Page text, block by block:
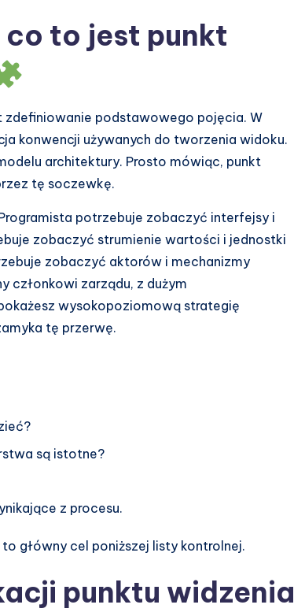
to jest punkt
zdefiniowanie podstawowego pojęcia. W
konwencji używanych do tworzenia widoku.
architektury. Prosto mówiąc, punkt
tę soczewkę.
potrzebuje zobaczyć interfejsy i
zobaczyć strumienie wartości i jednostki
zobaczyć aktorów i mechanizmy
członkowi zarządu, z dużym
wysokopoziomową strategię
tę przerwę.
są istotne?
z procesu.
główny cel poniższej listy kontrolnej.
punktu widzenia